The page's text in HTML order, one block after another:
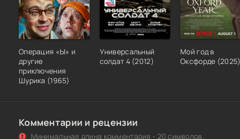
Операция «Ы» и
другие
приключения
Шурика (1965)
Универсальный
солдат 4 (2012)
Мой год в
Оксфорде (2025)
Комментарии и рецензии
Минимальная длина комментария - 20 символов.